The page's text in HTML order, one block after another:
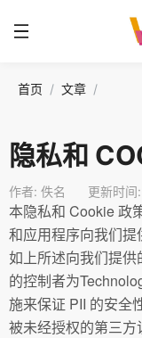
首页 文章
隐私和
作者: 佚名 更新时
本隐私和 Cookie 政
和应用程序向我们提
如上所述向我们提
的控制者为
施来保证 PII 的安全
被未经授权的第三